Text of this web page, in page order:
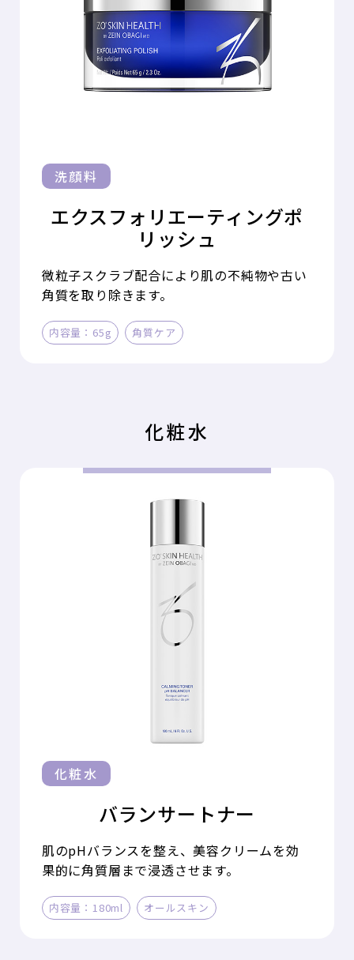
洗顔料
エクスフォリエーティングポ
リッシュ
微粒子スクラブ配合により肌の不純物や古い
角質を取り除きます。
内容量：65g 角質ケア
化粧水
化粧水
バランサートナー
肌のpHバランスを整え、美容クリームを効
果的に角質層まで浸透させます。
内容量：180ml オールスキン